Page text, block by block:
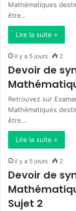
Mathématiques
être…
Lire la suite »
il y a 5 jours 2
Devoir de
Retrouvez sur
Mathématiques
être…
Lire la suite »
il y a 5 jours 2
Devoir de
Sujet 2